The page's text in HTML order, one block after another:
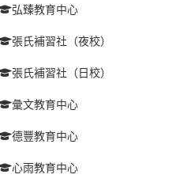
弘臻教育中心
張氏補習社（夜校）
張氏補習社（日校）
彙文教育中心
德豐教育中心
心雨教育中心